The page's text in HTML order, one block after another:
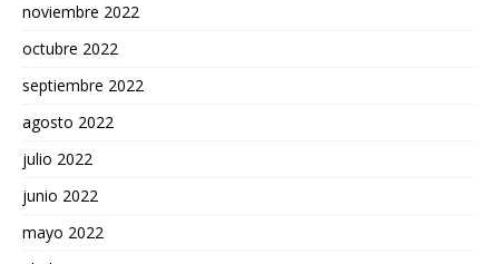
noviembre 2022
octubre 2022
septiembre 2022
agosto 2022
julio 2022
junio 2022
mayo 2022